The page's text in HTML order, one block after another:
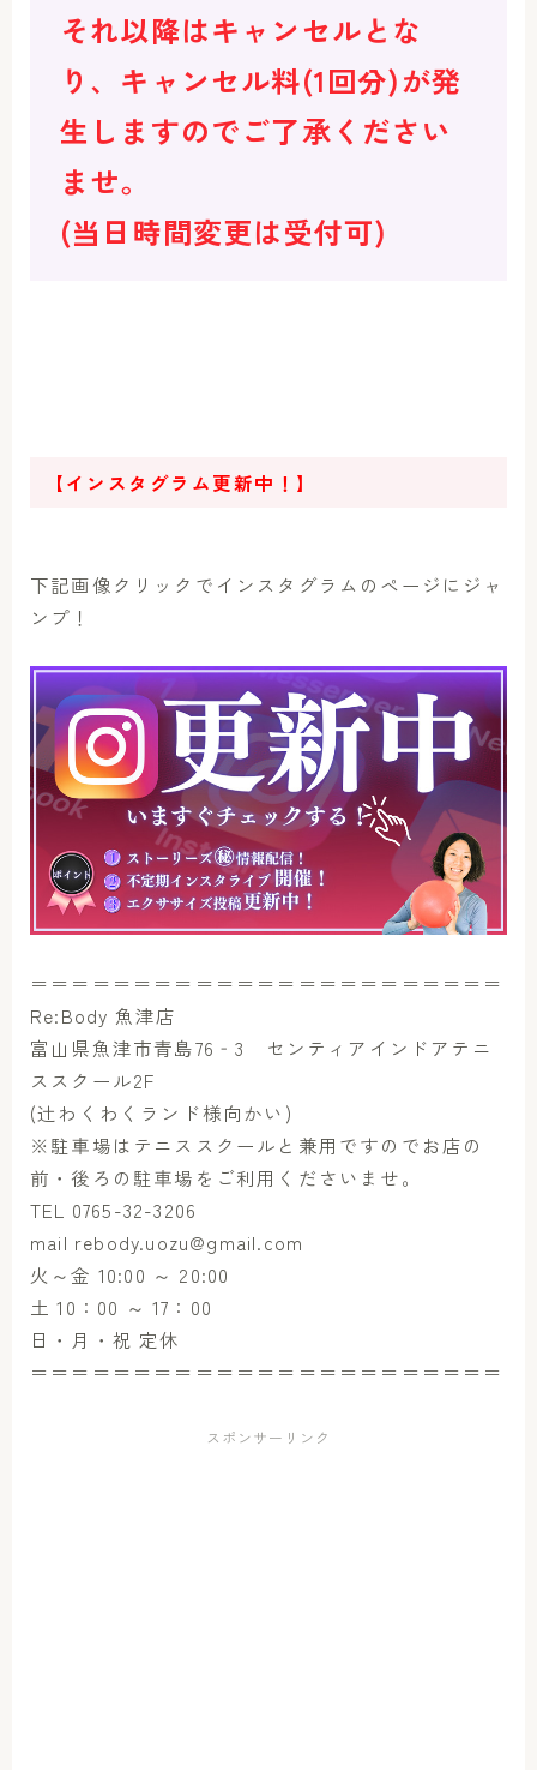
それ以降はキャンセルとな
り、キャンセル料(1回分)が発
生しますのでご了承ください
ませ。
(当日時間変更は受付可)
【インスタグラム更新中！】
下記画像クリックでインスタグラムのページにジャ
ンプ！
＝＝＝＝＝＝＝＝＝＝＝＝＝＝＝＝＝＝＝＝＝＝＝
Re:Body 魚津店
富山県魚津市青島76‐3 センティアインドアテニ
ススクール2F
(辻わくわくランド様向かい)
※駐車場はテニススクールと兼用ですのでお店の
前・後ろの駐車場をご利用くださいませ。
TEL 0765-32-3206
mail rebody.uozu@gmail.com
火～金 10:00 ～ 20:00
土 10：00 ～ 17：00
日・月・祝 定休
＝＝＝＝＝＝＝＝＝＝＝＝＝＝＝＝＝＝＝＝＝＝＝
スポンサーリンク